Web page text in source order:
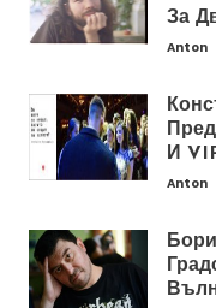
За
Anton
И
Anton